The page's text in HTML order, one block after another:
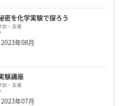
密を化学実験で探ろう
・支援
2023年08月
験講座
・支援
2023年07月